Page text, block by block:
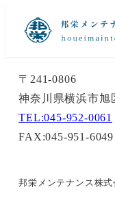
〒241-0806
神奈川県横浜市旭
TEL:045-952-0061
FAX:045-951-6049
邦栄メンテナンス株式